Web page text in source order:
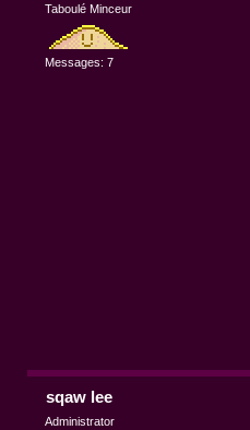
Taboulé Minceur
Messages: 7
sqaw lee
Administrator